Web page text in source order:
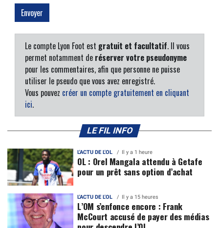
Le compte Lyon Foot est gratuit et facultatif. Il vous
permet notamment de réserver votre pseudonyme
pour les commentaires, afin que personne ne puisse
utiliser le pseudo que vous avez enregistré.
Vous pouvez créer un compte gratuitement en cliquant
ici.
LE FIL INFO
L'ACTU DE L'OL Il y a 1 heure
OL : Orel Mangala attendu à Getafe
pour un prêt sans option d’achat
L'ACTU DE L'OL Il y a 15 heures
L’OM s’enfonce encore : Frank
McCourt accusé de payer des médias